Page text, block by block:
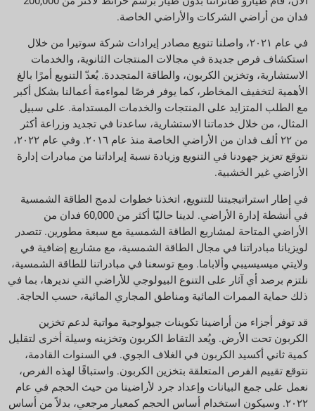
فدان من أراضي الشركات والأراضي الخاصة.
في عام ٢٠٢١، واصلنا تنويع مصادر إيرادات شركة سوتيرا من خلال
استكشاف فرص جديدة في مجالات المنتجات الثانوية، والخدمات
الاستشارية، وتخزين الكربون، والطاقة المتجددة. يُعدّ التنويع أمرًا بالغ
الأهمية لتخفيف المخاطر، كما يوفر فرصًا لمواءمة أعمالنا بشكل أكبر
مع الطلب المتزايد على المنتجات والخدمات المستدامة. على سبيل
المثال، من خلال خدماتنا الاستشارية، ساعدنا في تجديد وزراعة أكثر
من ٢٢ ألف فدان من الأراضي الخاصة منذ عام ٢٠١٦. وفي عام ٢٠٢٢،
نتوقع تعزيز جهودنا في التنويع وزيادة نسبة إيراداتنا من مبادرات إدارة
الأراضي غير الخشبية.
في إطار استراتيجيتنا للتنويع، اتخذنا خطوات لدمج الطاقة الشمسية
في أنشطة إدارة الأراضي. لدينا حاليًا أكثر من 60,000 فدان من
الأراضي المتاحة لمشاريع الطاقة الشمسية مع سبعة مطورين. تتصدر
لويزيانا مبادراتنا في مجال الطاقة الشمسية، مع مشاريع إضافية في
ولايتي ميسيسيبي وألاباما. ومع توسعنا في مبادراتنا للطاقة الشمسية،
نلتزم برصد أي آثار على التنوع البيولوجي للأراضي التي نديرها، بما في
ذلك حماية الممرات المائية ومناطق المجاري المائية، حسب الحاجة.
قد توفر أجزاء من أراضينا تكوينات جيولوجية مواتية لدعم تخزين
الكربون تحت الأرض. ويُعد التقاط الكربون وتخزينه وسيلة أخرى لتقليل
كمية ثاني أكسيد الكربون في الغلاف الجوي. في السنوات القادمة،
نتوقع تقييم الفرص المتعلقة بتخزين الكربون. واستباقًا لهذه الفرص،
نعمل على جمع البيانات وإعداد جرد لأراضينا من حيث الحجم في عام
٢٠٢٢. وسيكون استخدام أساس الحجم كمعيار مرجعي، بدلاً من أساس